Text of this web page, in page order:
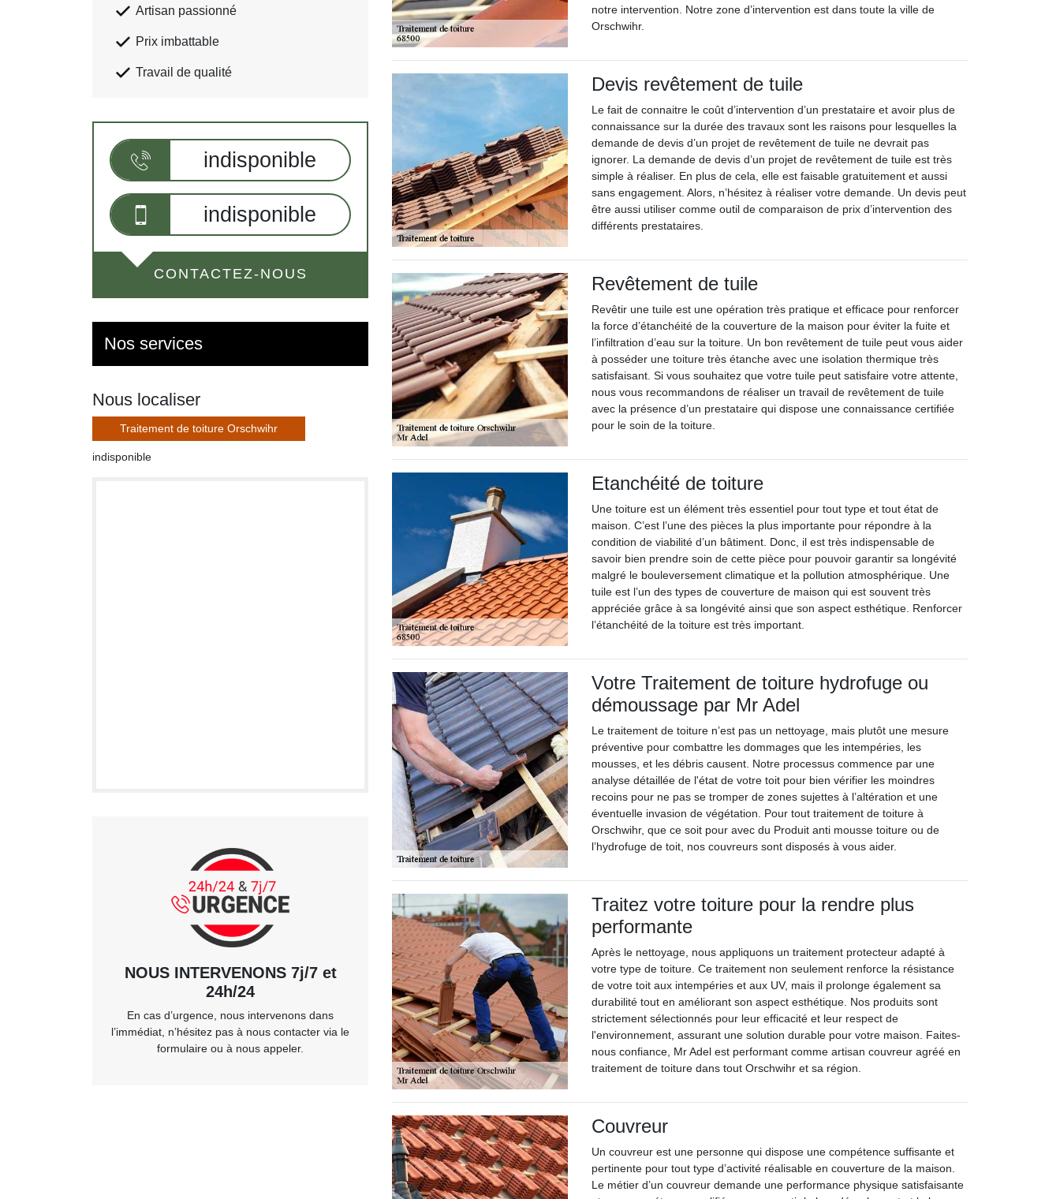
Artisan passionné
Prix imbattable
Travail de qualité
indisponible
indisponible
CONTACTEZ-NOUS
Nos services
Nous localiser
Traitement de toiture Orschwihr
indisponible
NOUS INTERVENONS 7j/7 et
24h/24
En cas d’urgence, nous intervenons dans
l’immédiat, n’hésitez pas à nous contacter via le
formulaire ou à nous appeler.
notre intervention. Notre zone d’intervention est dans toute la ville de
Orschwihr.
Devis revêtement de tuile
Le fait de connaitre le coût d’intervention d’un prestataire et avoir plus de
connaissance sur la durée des travaux sont les raisons pour lesquelles la
demande de devis d’un projet de revêtement de tuile ne devrait pas
ignorer. La demande de devis d’un projet de revêtement de tuile est très
simple à réaliser. En plus de cela, elle est faisable gratuitement et aussi
sans engagement. Alors, n’hésitez à réaliser votre demande. Un devis peut
être aussi utiliser comme outil de comparaison de prix d’intervention des
différents prestataires.
Revêtement de tuile
Revêtir une tuile est une opération très pratique et efficace pour renforcer
la force d’étanchéité de la couverture de la maison pour éviter la fuite et
l’infiltration d’eau sur la toiture. Un bon revêtement de tuile peut vous aider
à posséder une toiture très étanche avec une isolation thermique très
satisfaisant. Si vous souhaitez que votre tuile peut satisfaire votre attente,
nous vous recommandons de réaliser un travail de revêtement de tuile
avec la présence d’un prestataire qui dispose une connaissance certifiée
pour le soin de la toiture.
Etanchéité de toiture
Une toiture est un élément très essentiel pour tout type et tout état de
maison. C’est l’une des pièces la plus importante pour répondre à la
condition de viabilité d’un bâtiment. Donc, il est très indispensable de
savoir bien prendre soin de cette pièce pour pouvoir garantir sa longévité
malgré le bouleversement climatique et la pollution atmosphérique. Une
tuile est l’un des types de couverture de maison qui est souvent très
appréciée grâce à sa longévité ainsi que son aspect esthétique. Renforcer
l’étanchéité de la toiture est très important.
Votre Traitement de toiture hydrofuge ou
démoussage par Mr Adel
Le traitement de toiture n’est pas un nettoyage, mais plutôt une mesure
préventive pour combattre les dommages que les intempéries, les
mousses, et les débris causent. Notre processus commence par une
analyse détaillée de l'état de votre toit pour bien vérifier les moindres
recoins pour ne pas se tromper de zones sujettes à l’altération et une
éventuelle invasion de végétation. Pour tout traitement de toiture à
Orschwihr, que ce soit pour avec du Produit anti mousse toiture ou de
l’hydrofuge de toit, nos couvreurs sont disposés à vous aider.
Traitez votre toiture pour la rendre plus
performante
Après le nettoyage, nous appliquons un traitement protecteur adapté à
votre type de toiture. Ce traitement non seulement renforce la résistance
de votre toit aux intempéries et aux UV, mais il prolonge également sa
durabilité tout en améliorant son aspect esthétique. Nos produits sont
strictement sélectionnés pour leur efficacité et leur respect de
l'environnement, assurant une solution durable pour votre maison. Faites-
nous confiance, Mr Adel est performant comme artisan couvreur agréé en
traitement de toiture dans tout Orschwihr et sa région.
Couvreur
Un couvreur est une personne qui dispose une compétence suffisante et
pertinente pour tout type d’activité réalisable en couverture de la maison.
Le métier d’un couvreur demande une performance physique satisfaisante